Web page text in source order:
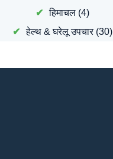
हिमाचल (4)
हेल्थ & घरेलू उपचार(30)